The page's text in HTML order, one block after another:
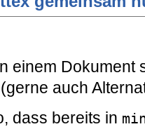
einem Dokument
(gerne auch
dass bereits in